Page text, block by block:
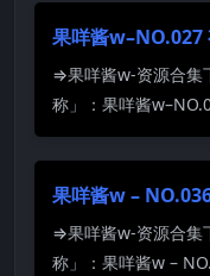
果咩酱w–NO.027
⇒果咩酱w-资源合集
称」：果咩酱
果咩酱w –
⇒果咩酱w-资源合集
称」：果咩酱w –